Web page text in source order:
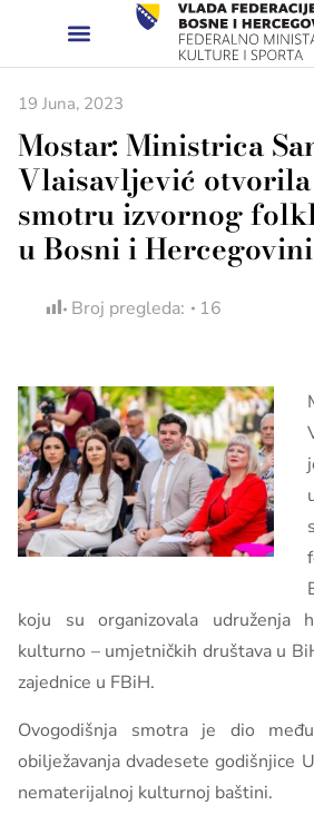
19 Juna, 2023
Mostar: Ministrica
Vlaisavljević
smotru izvornog
u Bosni i Hercegovini
Broj pregleda: 16
koju su organizovala udruženja
kulturno – umjetničkih društava u
zajednice u FBiH.
Ovogodišnja smotra je dio
obilježavanja dvadesete godišnjice
nematerijalnoj kulturnoj baštini.